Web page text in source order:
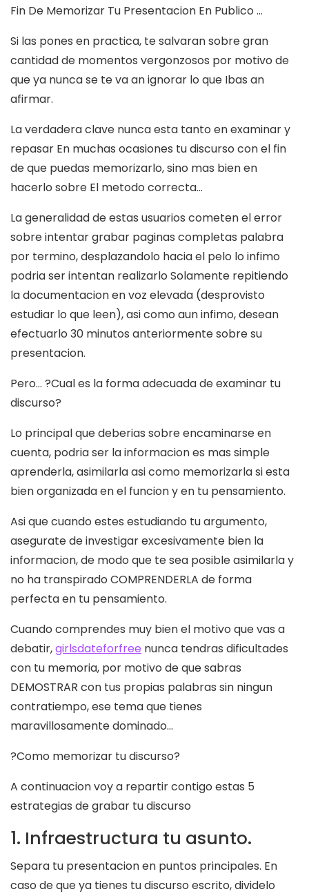
Fin De Memorizar Tu Presentacion En Publico …
Si las pones en practica, te salvaran sobre gran
cantidad de momentos vergonzosos por motivo de
que ya nunca se te va an ignorar lo que Ibas an
afirmar.
La verdadera clave nunca esta tanto en examinar y
repasar En muchas ocasiones tu discurso con el fin
de que puedas memorizarlo, sino mas bien en
hacerlo sobre El metodo correcta…
La generalidad de estas usuarios cometen el error
sobre intentar grabar paginas completas palabra
por termino, desplazandolo hacia el pelo lo infimo
podri­a ser intentan realizarlo Solamente repitiendo
la documentacion en voz elevada (desprovisto
estudiar lo que leen), asi­ como aun infimo, desean
efectuarlo 30 minutos anteriormente sobre su
presentacion.
Pero… ?Cual es la forma adecuada de examinar tu
discurso?
Lo principal que deberias sobre encaminarse en
cuenta, podri­a ser la informacion es mas simple
aprenderla, asimilarla asi­ como memorizarla si esta
bien organizada en el funcion y en tu pensamiento.
Asi que cuando estes estudiando tu argumento,
asegurate de investigar excesivamente bien la
informacion, de modo que te sea posible asimilarla y
no ha transpirado COMPRENDERLA de forma
perfecta en tu pensamiento.
Cuando comprendes muy bien el motivo que vas a
debatir,girlsdateforfree nunca tendras dificultades
con tu memoria, por motivo de que sabras
DEMOSTRAR con tus propias palabras sin ningun
contratiempo, ese tema que tienes
maravillosamente dominado…
?Como memorizar tu discurso?
A continuacion voy a repartir contigo estas 5
estrategi­as de grabar tu discurso
1. Infraestructura tu asunto.
Separa tu presentacion en puntos principales. En
caso de que ya tienes tu discurso escrito, dividelo